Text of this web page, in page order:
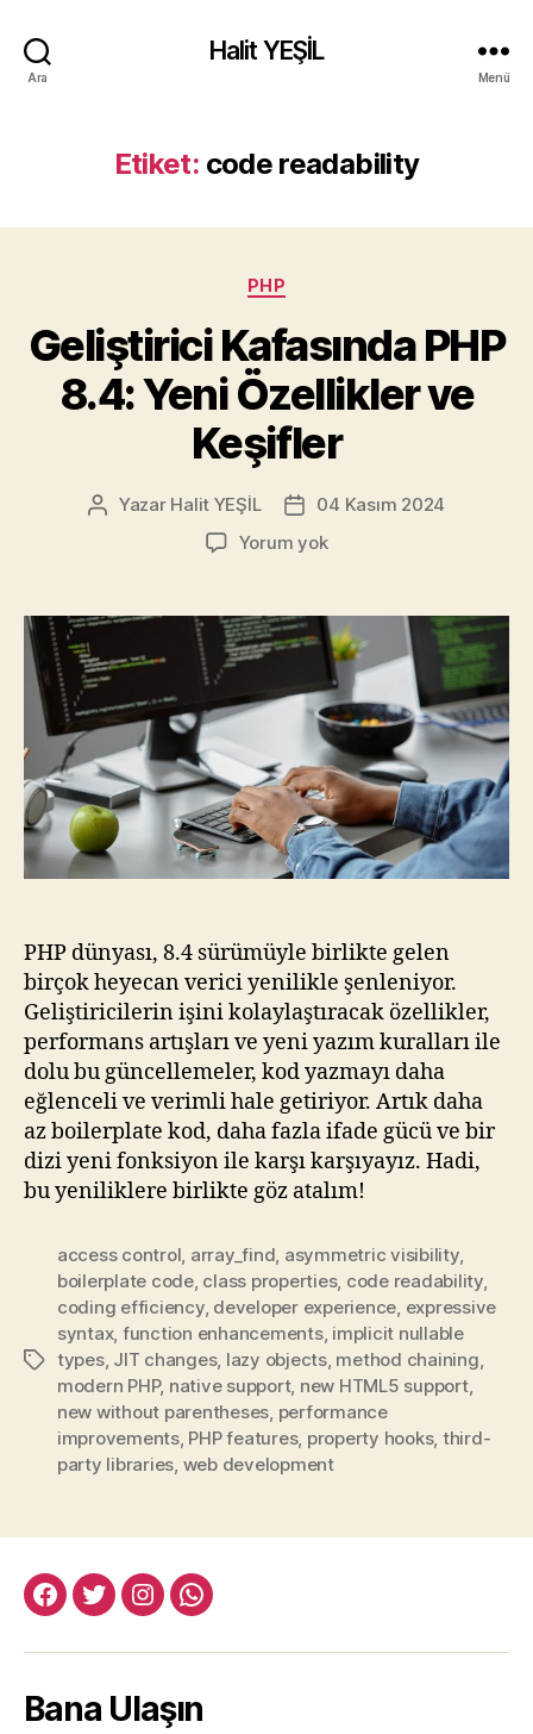
Ara
Halit YEŞİL
Menü
Etiket: code readability
Kategoriler
PHP
Geliştirici Kafasında PHP
8.4: Yeni Özellikler ve
Keşifler
Yazının
Yazar Halit YEŞİL
Yazı
tarihi
04 Kasım 2024
Yorum yokGeliştirici
8.4:
Yeni
Özellikler
ve
Keşifler
PHP dünyası, 8.4 sürümüyle birlikte gelen
birçok heyecan verici yenilikle şenleniyor.
Geliştiricilerin işini kolaylaştıracak özellikler,
performans artışları ve yeni yazım kuralları ile
dolu bu güncellemeler, kod yazmayı daha
eğlenceli ve verimli hale getiriyor. Artık daha
az boilerplate kod, daha fazla ifade gücü ve bir
dizi yeni fonksiyon ile karşı karşıyayız. Hadi,
bu yeniliklere birlikte göz atalım!
Etiketler
access control, array_find, asymmetric visibility,
boilerplate code, class properties, code readability,
coding efficiency, developer experience, expressive
syntax, function enhancements, implicit nullable
types, JIT changes, lazy objects, method chaining,
modern PHP, native support, new HTML5 support,
new without parentheses, performance
improvements, PHP features, property hooks, third-
party libraries, web development
facebook:halityesil
twitter:halityesil
instagram:halityesil
whatsapp:0545
82
Bana Ulaşın